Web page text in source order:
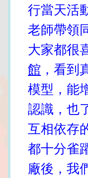
行當天活
老師帶領
大家都很
館 ，看到
模型，能
認識，也
互相依存
都十分雀
廠後，我